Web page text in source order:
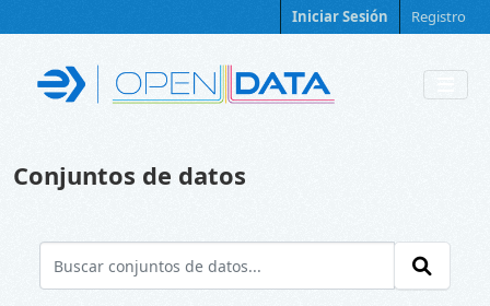
Iniciar Sesión Registro
Conjuntos de datos